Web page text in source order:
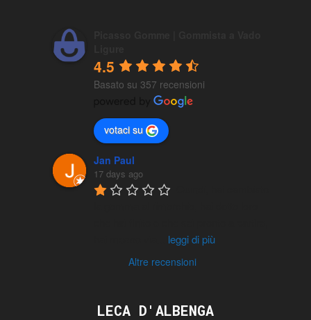
4.5
Basato su 357 recensioni
votaci su
Jan Paul
17 days ago
leggi di più
Altre recensioni
LECA D'ALBENGA